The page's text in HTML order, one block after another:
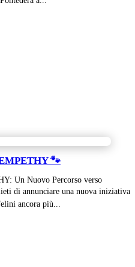
🐾
Un Nuovo Percorso verso
di annunciare una nuova iniziativa
ancora più...